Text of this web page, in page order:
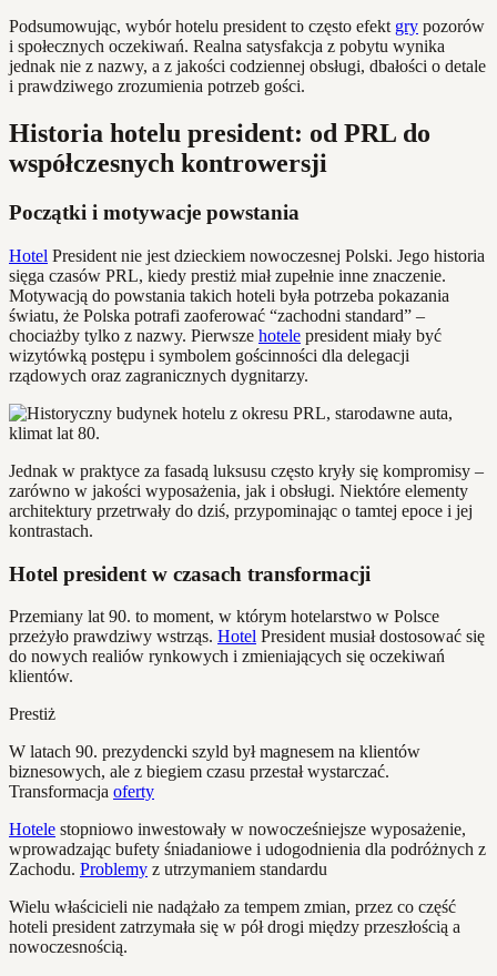
Podsumowując, wybór hotelu president to często efekt gry pozorów
i społecznych oczekiwań. Realna satysfakcja z pobytu wynika
jednak nie z nazwy, a z jakości codziennej obsługi, dbałości o detale
i prawdziwego zrozumienia potrzeb gości.
Historia hotelu president: od PRL do
współczesnych kontrowersji
Początki i motywacje powstania
Hotel President nie jest dzieckiem nowoczesnej Polski. Jego historia
sięga czasów PRL, kiedy prestiż miał zupełnie inne znaczenie.
Motywacją do powstania takich hoteli była potrzeba pokazania
światu, że Polska potrafi zaoferować “zachodni standard” –
chociażby tylko z nazwy. Pierwsze hotele president miały być
wizytówką postępu i symbolem gościnności dla delegacji
rządowych oraz zagranicznych dygnitarzy.
Jednak w praktyce za fasadą luksusu często kryły się kompromisy –
zarówno w jakości wyposażenia, jak i obsługi. Niektóre elementy
architektury przetrwały do dziś, przypominając o tamtej epoce i jej
kontrastach.
Hotel president w czasach transformacji
Przemiany lat 90. to moment, w którym hotelarstwo w Polsce
przeżyło prawdziwy wstrząs. Hotel President musiał dostosować się
do nowych realiów rynkowych i zmieniających się oczekiwań
klientów.
Prestiż
W latach 90. prezydencki szyld był magnesem na klientów
biznesowych, ale z biegiem czasu przestał wystarczać.
Transformacja oferty
Hotele stopniowo inwestowały w nowocześniejsze wyposażenie,
wprowadzając bufety śniadaniowe i udogodnienia dla podróżnych z
Zachodu. Problemy z utrzymaniem standardu
Wielu właścicieli nie nadążało za tempem zmian, przez co część
hoteli president zatrzymała się w pół drogi między przeszłością a
nowoczesnością.